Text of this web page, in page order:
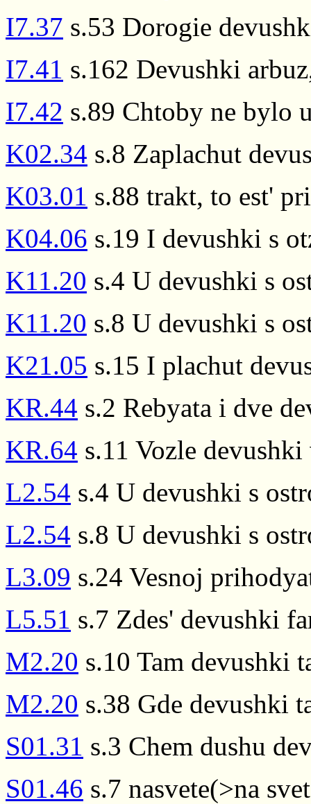
I7.37 s.53 Dorogie
I7.41 s.162 Devushki
I7.42 s.89 Chtoby ne bylo
K02.34 s.8 Zaplachut
K03.01 s.88 trakt, to est'
K04.06 s.19 I devushki s
K11.20 s.4 U devushki s
K11.20 s.8 U devushki s
K21.05 s.15 I plachut
KR.44 s.2 Rebyata i dve
KR.64 s.11 Vozle
L2.54 s.4 U devushki s
L2.54 s.8 U devushki s
L3.09 s.24 Vesnoj
L5.51 s.7 Zdes' devushki
M2.20 s.10 Tam devushki
M2.20 s.38 Gde devushki
S01.31 s.3 Chem dushu
S01.46 s.7 nasvete(>na